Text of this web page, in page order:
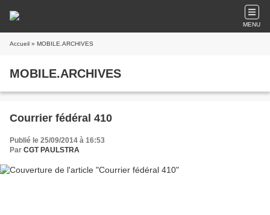
MENU
Accueil » MOBILE.ARCHIVES
MOBILE.ARCHIVES
Courrier fédéral 410
Publié le 25/09/2014 à 16:53
Par CGT PAULSTRA